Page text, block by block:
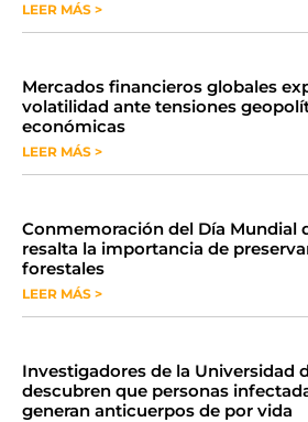
LEER MÁS >
Mercados financieros globales
volatilidad ante tensiones
económicas
LEER MÁS >
Conmemoración del Día Mundial
resalta la importancia de
forestales
LEER MÁS >
Investigadores de la Universidad
descubren que personas
generan anticuerpos de por vida